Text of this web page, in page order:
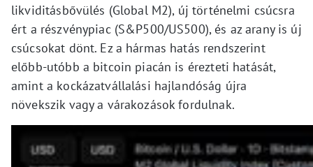
likviditásbővülés (Global M2), új történelmi csúcsra
ért a részvénypiac (S&P500/US500), és az arany is új
csúcsokat dönt. Ez a hármas hatás rendszerint
előbb-utóbb a bitcoin piacán is érezteti hatását,
amint a kockázatvállalási hajlandóság újra
növekszik vagy a várakozások fordulnak.